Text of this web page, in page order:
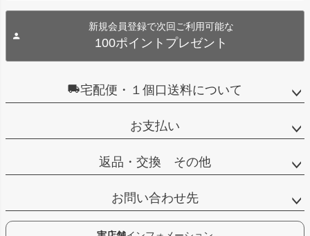
新規会員登録で次回ご利用可能な
100ポイントプレゼント
宅配便・１個口送料について
お支払い
返品・交換 その他
お問い合わせ先